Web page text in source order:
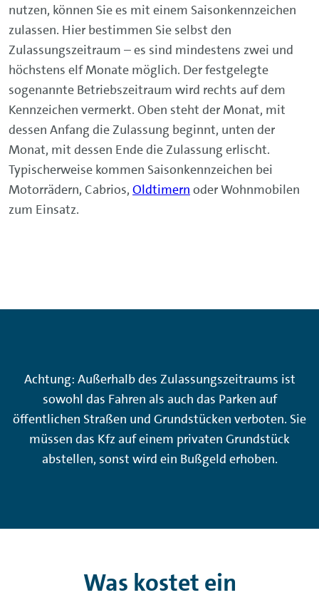
nutzen, können Sie es mit einem Saisonkennzeichen
zulassen. Hier bestimmen Sie selbst den
Zulassungszeitraum – es sind mindestens zwei und
höchstens elf Monate möglich. Der festgelegte
sogenannte Betriebszeitraum wird rechts auf dem
Kennzeichen vermerkt. Oben steht der Monat, mit
dessen Anfang die Zulassung beginnt, unten der
Monat, mit dessen Ende die Zulassung erlischt.
Typischerweise kommen Saisonkennzeichen bei
Motorrädern, Cabrios, Oldtimern oder Wohnmobilen
zum Einsatz.
Achtung: Außerhalb des Zulassungszeitraums ist
sowohl das Fahren als auch das Parken auf
öffentlichen Straßen und Grundstücken verboten. Sie
müssen das Kfz auf einem privaten Grundstück
abstellen, sonst wird ein Bußgeld erhoben.
Was kostet ein